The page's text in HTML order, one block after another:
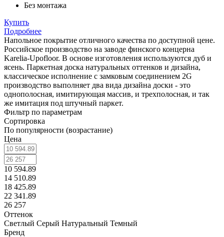
Без монтажа
Купить
Подробнее
Напольное покрытие отличного качества по доступной цене.
Российское производство на заводе финского концерна
Karelia-Upofloor. В основе изготовления используются дуб и
ясень. Паркетная доска натуральных оттенков и дизайна,
классическое исполнение с замковым соединением 2G
производство выполняет два вида дизайна доски - это
однополосная, имитирующая массив, и трехполосная, и так
же имитация под штучный паркет.
Фильтр по параметрам
Сортировка
По популярности (возрастание)
Цена
10 594.89
14 510.89
18 425.89
22 341.89
26 257
Оттенок
Светлый Серый Натуральный Темный
Бренд